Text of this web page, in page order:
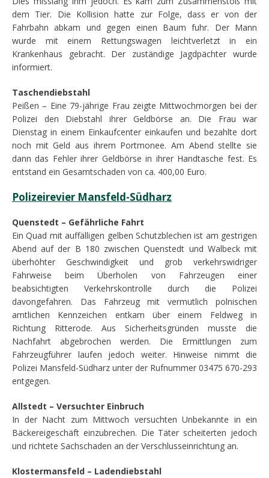
dem Tier. Die Kollision hatte zur Folge, dass er von der
Fahrbahn abkam und gegen einen Baum fuhr. Der Mann
wurde mit einem Rettungswagen leichtverletzt in ein
Krankenhaus gebracht. Der zuständige Jagdpächter wurde
informiert.
Taschendiebstahl
Peißen – Eine 79-jährige Frau zeigte Mittwochmorgen bei der
Polizei den Diebstahl ihrer Geldbörse an. Die Frau war
Dienstag in einem Einkaufcenter einkaufen und bezahlte dort
noch mit Geld aus ihrem Portmonee. Am Abend stellte sie
dann das Fehler ihrer Geldbörse in ihrer Handtasche fest. Es
entstand ein Gesamtschaden von ca. 400,00 Euro.
Polizeirevier Mansfeld-Südharz
Quenstedt – Gefährliche Fahrt
Ein Quad mit auffälligen gelben Schutzblechen ist am gestrigen
Abend auf der B 180 zwischen Quenstedt und Walbeck mit
überhöhter Geschwindigkeit und grob verkehrswidriger
Fahrweise beim Überholen von Fahrzeugen einer
beabsichtigten Verkehrskontrolle durch die Polizei
davongefahren. Das Fahrzeug mit vermutlich polnischen
amtlichen Kennzeichen entkam über einem Feldweg in
Richtung Ritterode. Aus Sicherheitsgründen musste die
Nachfahrt abgebrochen werden. Die Ermittlungen zum
Fahrzeugführer laufen jedoch weiter. Hinweise nimmt die
Polizei Mansfeld-Südharz unter der Rufnummer 03475 670-293
entgegen.
Allstedt – Versuchter Einbruch
In der Nacht zum Mittwoch versuchten Unbekannte in ein
Bäckereigeschäft einzubrechen. Die Täter scheiterten jedoch
und richtete Sachschaden an der Verschlusseinrichtung an.
Klostermansfeld – Ladendiebstahl